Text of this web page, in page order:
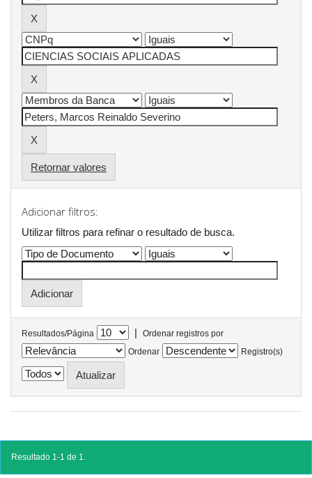
Retornar valores
Adicionar filtros:
Utilizar filtros para refinar o resultado de busca.
Resultados/Página |
Ordenar registros por
Ordenar
Registro(s)
Resultado 1-1 de 1.